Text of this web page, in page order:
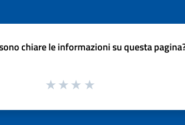
chiare le informazioni su questa